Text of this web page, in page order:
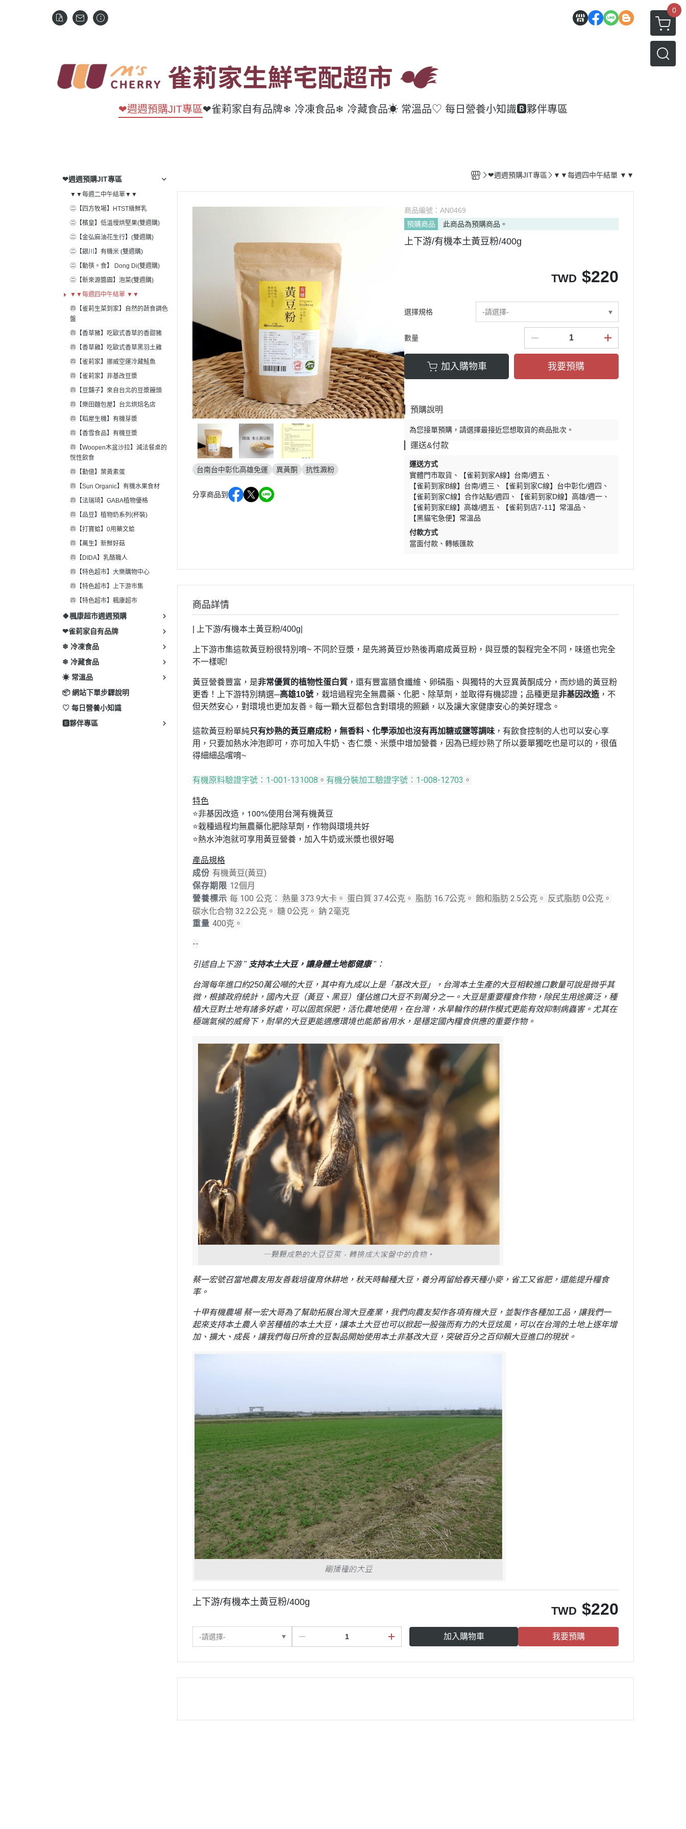
0
❤週週預購JIT專區❤雀莉家自有品牌❄ 冷凍食品❄ 冷藏食品☀ 常溫品♡ 每日營養小知識🅱️夥伴專區
❤週週預購JIT專區
▼▼每週二中午結單▼▼
㊁【四方牧場】HTST級鮮乳
㊁【檳皇】低溫慢烘堅果(雙週購)
㊁【金弘麻油花生行】(雙週購)
㊁【銀川】有機米 (雙週購)
㊁【動筷。食】 Dong Di(雙週購)
㊁【新來源醬園】泡菜(雙週購)
▼▼每週四中午結單 ▼▼
㊃【雀莉生菜到家】自然的蔬食調色
盤
㊃【香草豬】吃歐式香草的香甜豬
㊃【香草雞】吃歐式香草黑羽土雞
㊃【雀莉家】挪威空運冷藏鮭魚
㊃【雀莉家】非基改豆漿
㊃【豆舖子】來自台北的豆漿饅頭
㊃【樂田麵包屋】台北烘焙名店
㊃【稻屋生機】有機芽漿
㊃【香雪食品】有機豆漿
㊃【Woopen木盆沙拉】減法餐桌的
悅性飲食
㊃【勤億】葉黃素蛋
㊃【Sun Organic】有機水果食材
㊃【法瑞琦】GABA植物優格
㊃【品豆】植物奶系列(杯裝)
㊃【打寶蛤】0用藥文蛤
㊃【萬生】新鮮好菇
㊃【DIDA】乳酪職人
㊃【特色超市】大樂購物中心
㊃【特色超市】上下游市集
㊃【特色超市】楓康超市
🍀楓康超市週週預購
❤雀莉家自有品牌
❄ 冷凍食品
❄ 冷藏食品
☀ 常溫品
📦 網站下單步驟說明
♡ 每日營養小知識
🅱️夥伴專區
❤週週預購JIT專區 ▼▼每週四中午結單 ▼▼
台南台中彰化高雄免運 異黃酮 抗性澱粉
分享商品到
商品編號：AN0469
預購商品
此商品為預購商品。
上下游/有機本土黃豆粉/400g
TWD $220
選擇規格 -請選擇-
數量
加入購物車 我要預購
預購說明
為您接單預購，請選擇最接近您想取貨的商品批次。
運送&付款
運送方式
實體門市取貨
【雀莉到家A線】台南/週五
【雀莉到家B線】台南/週三
【雀莉到家C線】台中彰化/週四
【雀莉到家C線】合作站點/週四
【雀莉到家D線】高雄/週一
【雀莉到家E線】高雄/週五
【雀莉到店7-11】常溫品
【黑貓宅急便】常溫品
付款方式
當面付款
轉帳匯款
商品詳情
| 上下游/有機本土黃豆粉/400g|
上下游市集這款黃豆粉很特別唷~ 不同於豆漿，是先將黃豆炒熟後再磨成黃豆粉，與豆漿的製程完全不同，味道也完全
不一樣呢!
黃豆營養豐富，是非常優質的植物性蛋白質 ，還有豐富膳食纖維、卵磷脂、與獨特的大豆異黃酮成分，而炒過的黃豆粉
更香！上下游特別精選─高雄10號 ，栽培過程完全無農藥、化肥、除草劑，並取得有機認證；品種更是非基因改造 ，不
但天然安心，對環境也更加友善。每一顆大豆都包含對環境的照顧，以及讓大家健康安心的美好理念。
這款黃豆粉單純只有炒熟的黃豆磨成粉，無香料、化學添加也沒有再加糖或鹽等調味 ，有飲食控制的人也可以安心享
用，只要加熱水沖泡即可，亦可加入牛奶、杏仁漿、米漿中增加營養，因為已經炒熟了所以要單獨吃也是可以的，很值
得細細品嚐唷~
有機原料驗證字號：1-001-131008 。 有機分裝加工驗證字號：1-008-12703 。
特色
⭐非基因改造，100%使用台灣有機黃豆
⭐栽種過程均無農藥化肥除草劑，作物與環境共好
⭐熱水沖泡就可享用黃豆營養，加入牛奶或米漿也很好喝
產品規格
成份 有機黃豆(黃豆)
保存期限 12個月
營養標示 每 100 公克： 熱量 373.9大卡。 蛋白質 37.4公克。 脂肪 16.7公克。 飽和脂肪 2.5公克。 反式脂肪 0公克。
碳水化合物 32.2公克。 糖 0公克。 鈉 2毫克
重量 400克。
--
引述自上下游 " 支持本土大豆，讓身體土地都健康"：
台灣每年進口約250萬公噸的大豆，其中有九成以上是「基改大豆」，台灣本土生產的大豆相較進口數量可說是微乎其
微，根據政府統計，國內大豆（黃豆、黑豆）僅佔進口大豆不到萬分之一。 大豆是重要糧食作物，除民生用途廣泛，種
植大豆對土地有諸多好處，可以固氮保肥，活化農地使用，在台灣，水旱輪作的耕作模式更能有效抑制病蟲害。尤其在
極端氣候的威脅下，耐旱的大豆更能適應環境也能節省用水，是穩定國內糧食供應的重要作物。
蔡一宏號召當地農友用友善栽培復育休耕地，秋天時輪種大豆，養分再留給春天種小麥，省工又省肥，還能提升糧食
率。
十甲有機農場 蔡一宏大哥為了幫助拓展台灣大豆產業，我們向農友契作各項有機大豆，並製作各種加工品，讓我們一
起來支持本土農人辛苦種植的本土大豆，讓本土大豆也可以掀起一股強而有力的大豆炫風，可以在台灣的土地上逐年增
加、擴大、成長，讓我們每日所食的豆製品開始使用本土非基改大豆，突破百分之百仰賴大豆進口的現狀。
上下游/有機本土黃豆粉/400g
TWD $220
-請選擇- 加入購物車 我要預購